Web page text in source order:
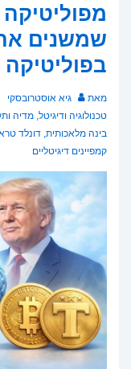
בינה
מלאכותית
משנה
עולם
החקלאות
מפוליטיקה
שמשנים
מאת גיא אוסטרובסקי
טכנולוגיה ודיגיטל מדיה
בינה מלאכותית דונלד
קמפיינים דיגיטליים